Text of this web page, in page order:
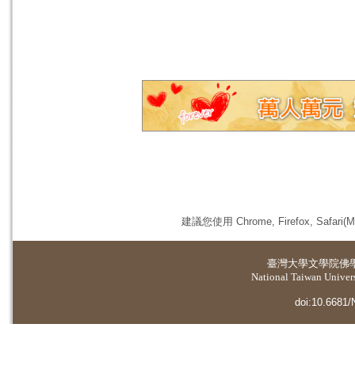
建議您使用 Chrome, Firefox,
臺灣大學文學院佛
National Taiwan
doi:10.6681/